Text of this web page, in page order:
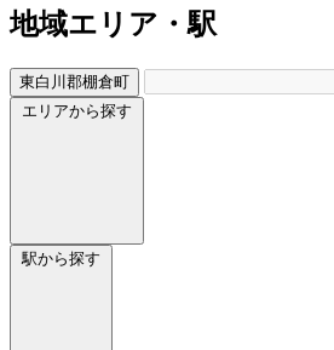
地域エリア・駅
東白川郡棚倉町
エリアから探す
駅から探す